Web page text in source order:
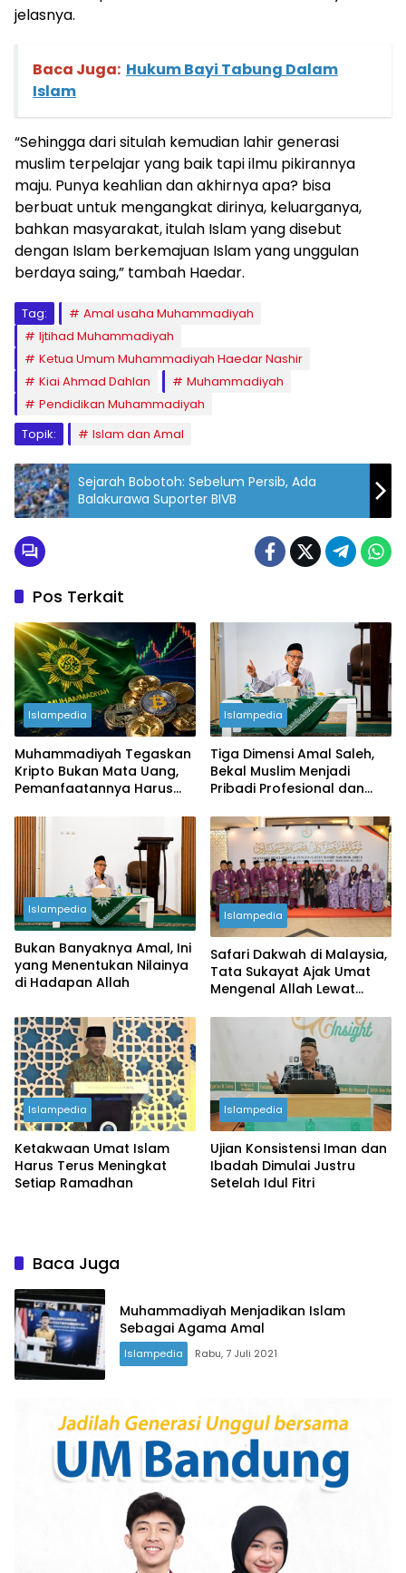
jelasnya.
Baca Juga: Hukum Bayi Tabung Dalam
Islam
“Sehingga dari situlah kemudian lahir generasi
muslim terpelajar yang baik tapi ilmu pikirannya
maju. Punya keahlian dan akhirnya apa? bisa
berbuat untuk mengangkat dirinya, keluarganya,
bahkan masyarakat, itulah Islam yang disebut
dengan Islam berkemajuan Islam yang unggulan
berdaya saing,” tambah Haedar.
Tag:
Amal usaha Muhammadiyah
Ijtihad Muhammadiyah
Ketua Umum Muhammadiyah Haedar Nashir
Kiai Ahmad Dahlan
Muhammadiyah
Pendidikan Muhammadiyah
Topik:
Islam dan Amal
Sejarah Bobotoh: Sebelum Persib, Ada
Balakurawa Suporter BIVB
Pos Terkait
Islampedia
Muhammadiyah Tegaskan
Kripto Bukan Mata Uang,
Pemanfaatannya Harus
Islampedia
Tiga Dimensi Amal Saleh,
Bekal Muslim Menjadi
Pribadi Profesional dan
Islampedia
Bukan Banyaknya Amal, Ini
yang Menentukan Nilainya
di Hadapan Allah
Islampedia
Safari Dakwah di Malaysia,
Tata Sukayat Ajak Umat
Mengenal Allah Lewat
Islampedia
Ketakwaan Umat Islam
Harus Terus Meningkat
Setiap Ramadhan
Islampedia
Ujian Konsistensi Iman dan
Ibadah Dimulai Justru
Setelah Idul Fitri
Baca Juga
Muhammadiyah Menjadikan Islam
Sebagai Agama Amal
Islampedia Rabu, 7 Juli 2021